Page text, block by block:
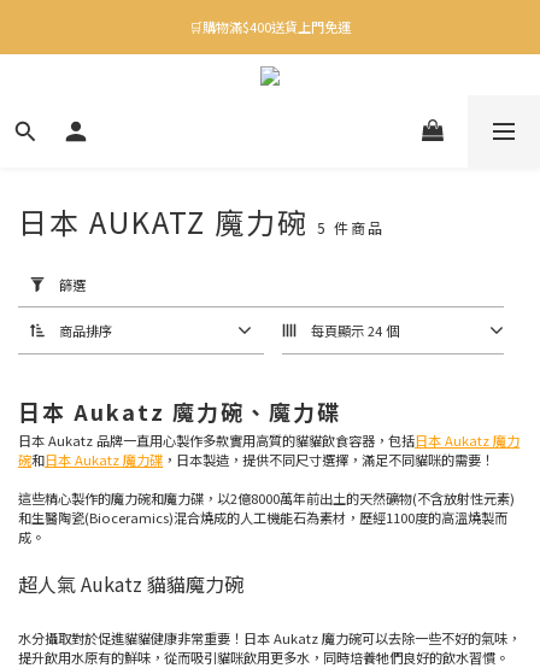
✨下載Three Little Meow App 即享多重禮遇！
🛒購物滿$400送貨上門免運
✨下載Three Little Meow App 即享多重禮遇！
篩
色
白
色
綠
(HK$)
日本 AUKATZ 魔力碗 5 件商品
篩選
商品排序 每頁顯示 24 個
日本 Aukatz 魔力碗、魔力碟
日本 Aukatz 品牌一直用心製作多款實用高質的貓貓飲食容器，包括日本 Aukatz 魔力
碗和日本 Aukatz 魔力碟 ，日本製造，提供不同尺寸選擇，滿足不同貓咪的需要！
這些精心製作的魔力碗和魔力碟，以2億8000萬年前出土的天然礦物(不含放射性元素)
和生醫陶瓷(Bioceramics)混合燒成的人工機能石為素材，歷經1100度的高溫燒製而
成。
超人氣 Aukatz 貓貓魔力碗
水分攝取對於促進貓貓健康非常重要！日本 Aukatz 魔力碗可以去除一些不好的氣味，
提升飲用水原有的鮮味，從而吸引貓咪飲用更多水，同時培養牠們良好的飲水習慣。